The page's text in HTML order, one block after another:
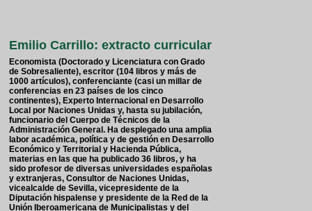
Emilio Carrillo: extracto curricular
Economista (Doctorado y Licenciatura con Grado
de Sobresaliente), escritor (104 libros y más de
1000 artículos), conferenciante (casi un millar de
conferencias en 23 países de los cinco
continentes), Experto Internacional en Desarrollo
Local por Naciones Unidas y, hasta su jubilación,
funcionario del Cuerpo de Técnicos de la
Administración General. Ha desplegado una amplia
labor académica, política y de gestión en Desarrollo
Económico y Territorial y Hacienda Pública,
materias en las que ha publicado 36 libros, y ha
sido profesor de diversas universidades españolas
y extranjeras, Consultor de Naciones Unidas,
vicealcalde de Sevilla, vicepresidente de la
Diputación hispalense y presidente de la Red de la
Unión Iberoamericana de Municipalistas y del